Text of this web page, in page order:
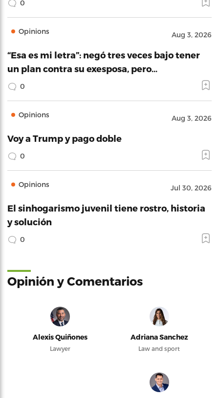
0
Opinions Aug 3, 2026
“Esa es mi letra”: negó tres veces bajo tener
un plan contra su exesposa, pero…
0
Opinions Aug 3, 2026
Voy a Trump y pago doble
0
Opinions Jul 30, 2026
El sinhogarismo juvenil tiene rostro, historia
y solución
0
Opinión y Comentarios
Alexis Quiñones
Lawyer
Adriana Sanchez
Law and sport